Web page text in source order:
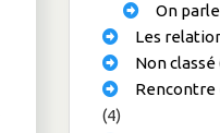
On
Les
Non classé
Rencontre
(4)